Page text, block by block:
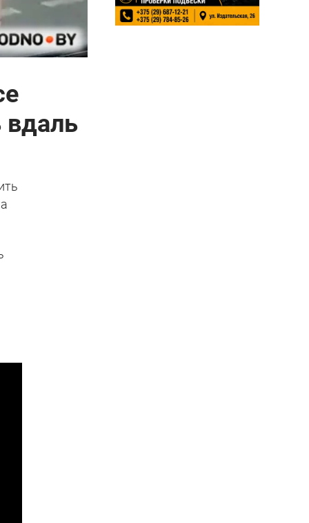
вдаль